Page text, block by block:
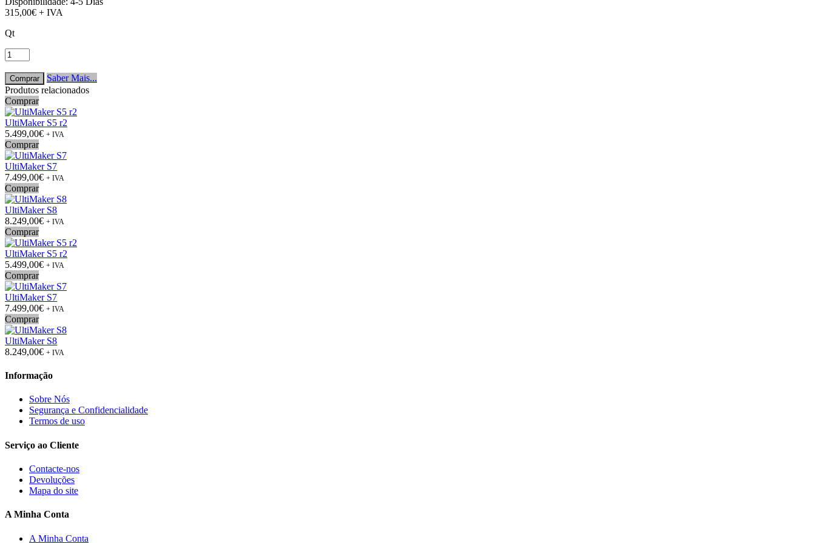
315,00€ + IVA
Qt
Saber Mais...
Produtos relacionados
Comprar
UltiMaker S5 r2
5.499,00€ + IVA
Comprar
UltiMaker S7
7.499,00€ + IVA
Comprar
UltiMaker S8
8.249,00€ + IVA
Comprar
UltiMaker S5 r2
5.499,00€ + IVA
Comprar
UltiMaker S7
7.499,00€ + IVA
Comprar
UltiMaker S8
8.249,00€ + IVA
Informação
Sobre Nós
Segurança e Confidencialidade
Termos de uso
Serviço ao Cliente
Contacte-nos
Devoluções
Mapa do site
A Minha Conta
A Minha Conta